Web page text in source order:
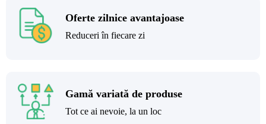
Oferte zilnice avantajoase
Reduceri în fiecare zi
Gamă variată de produse
Tot ce ai nevoie, la un loc